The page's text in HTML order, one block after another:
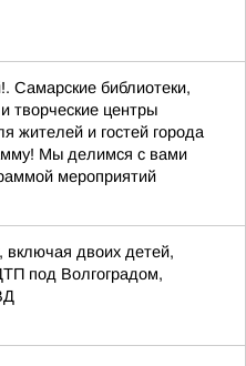
Самарские библиотеки,
творческие центры
жителей и гостей города
Мы делимся с вами
мероприятий
включая двоих детей,
под Волгоградом,